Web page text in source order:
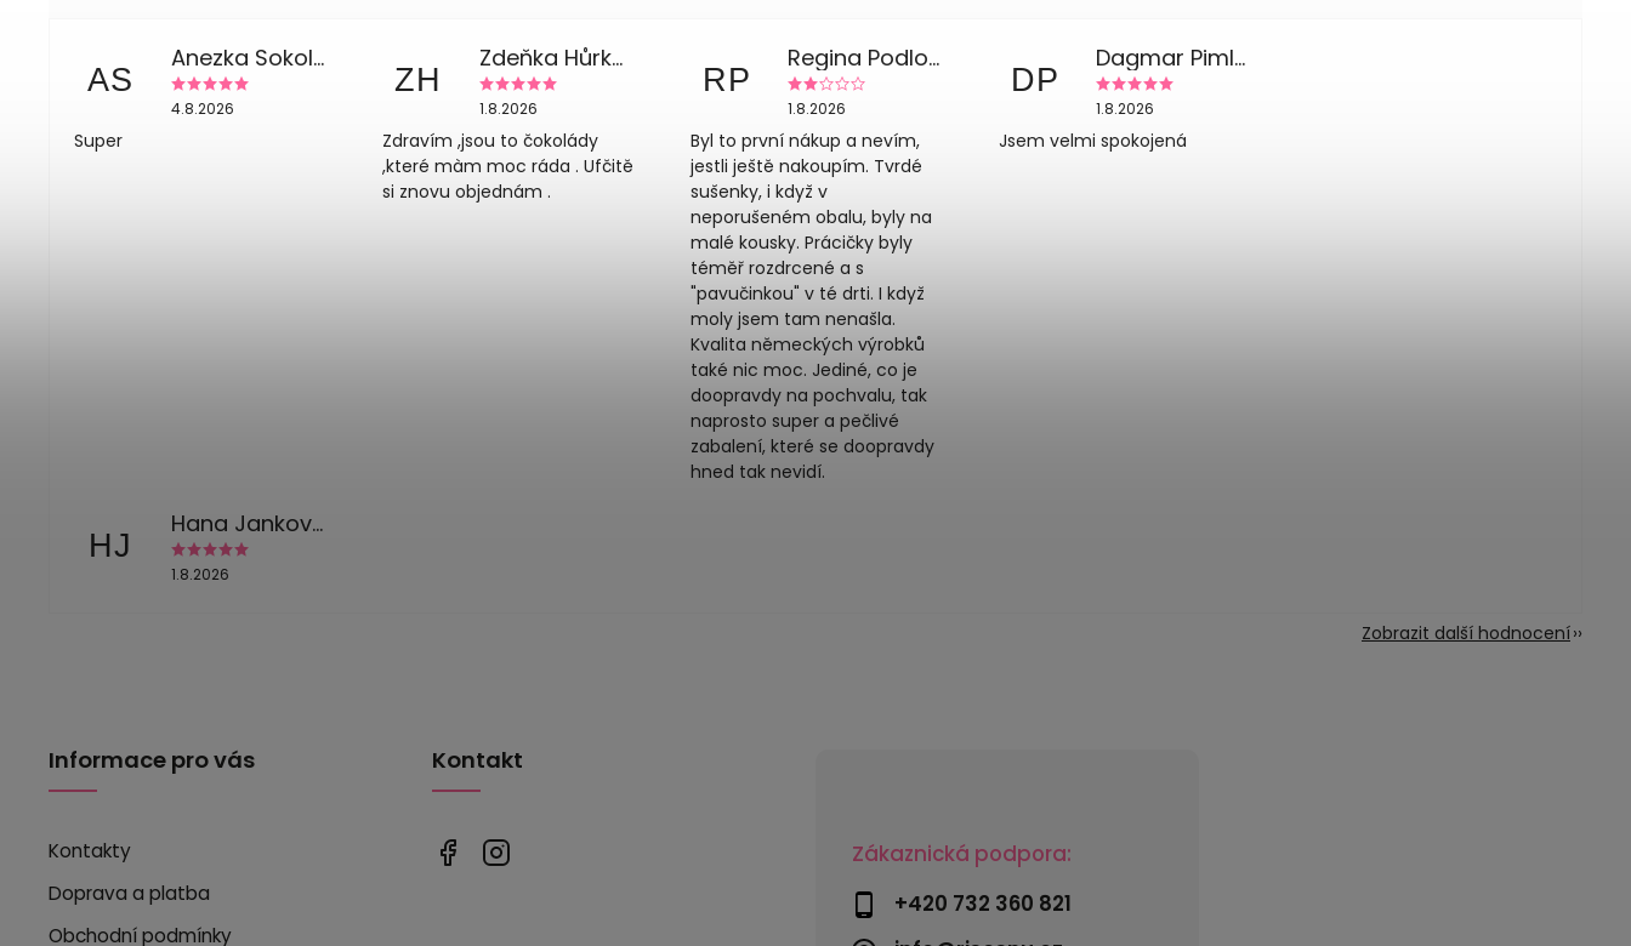
AS
Anezka Sokolova
4.8.2026
Super
ZH
Zdeňka Hůrková
1.8.2026
Zdravím ,jsou to čokolády
,které màm moc ráda . Ufčitě
si znovu objednám .
RP
Regina Podloucká
1.8.2026
Byl to první nákup a nevím,
jestli ještě nakoupím. Tvrdé
sušenky, i když v
neporušeném obalu, byly na
malé kousky. Prácičky byly
téměř rozdrcené a s
"pavučinkou" v té drti. I když
moly jsem tam nenašla.
Kvalita německých výrobků
také nic moc. Jediné, co je
doopravdy na pochvalu, tak
naprosto super a pečlivé
zabalení, které se doopravdy
hned tak nevidí.
DP
Dagmar Pimlplova
1.8.2026
Jsem velmi spokojená
HJ
Hana Jankovská
1.8.2026
Zobrazit další hodnocení
Zákaznická podpora:
+420 732 360 821
Informace pro vás
Kontakty
Doprava a platba
Obchodní podmínky
Kontakt